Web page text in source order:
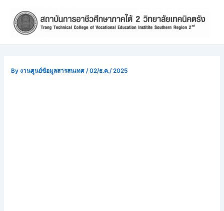
content
Byงานศูนย์ข้อมูลสารสนเทศ/02/ธ.ค./ 2025
navigation